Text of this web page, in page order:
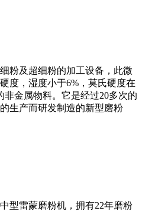
粉及超细粉的加工设备，此微
度，湿度小于6%，莫氏硬度在
非金属物料。它是经过20多次的
生产而研发制造的新型磨粉
型雷蒙磨粉机，拥有22年磨粉